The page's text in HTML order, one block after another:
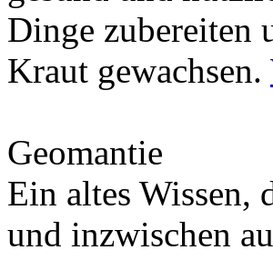
Dinge zubereiten
Kraut gewachsen.
Geomantie
Ein altes Wissen,
und inzwischen